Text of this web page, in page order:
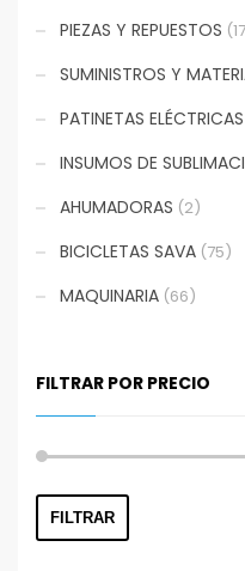
PIEZAS Y REPUESTOS
SUMINISTROS Y
PATINETAS ELÉCTRICAS
INSUMOS DE
AHUMADORAS (2)
BICICLETAS SAVA (75)
MAQUINARIA (66)
FILTRAR POR PRECIO
FILTRAR